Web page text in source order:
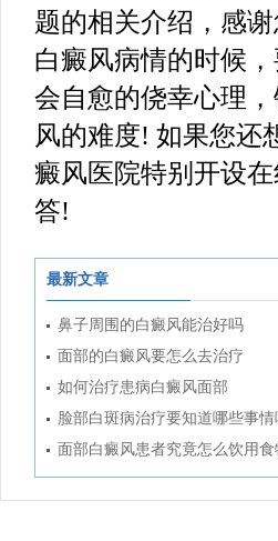
题的相关介绍，感
白癜风病情的时候
会自愈的侥幸心理
风的难度! 如果您还
癜风医院特别开设
答!
最新文章
鼻子周围的白癜风能治好吗
面部的白癜风要怎么去治疗
如何治疗患病白癜风面部
脸部白斑病治疗要知道哪些事情
面部白癜风患者究竟怎么饮用食